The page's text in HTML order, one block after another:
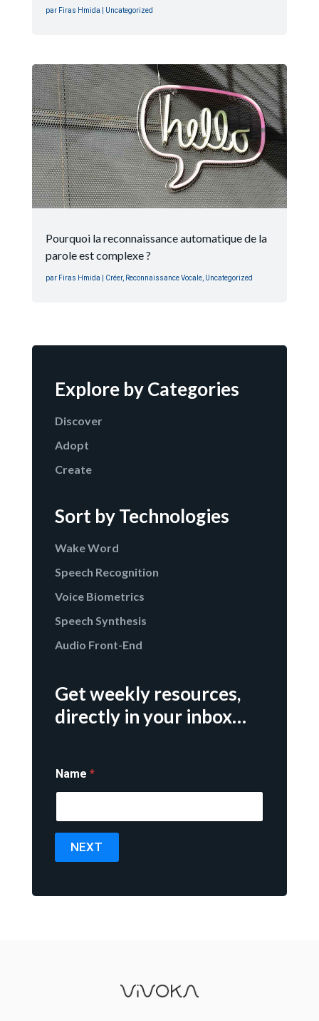
par Firas Hmida Uncategorized
Pourquoi la reconnaissance automatique de la
parole est complexe ?
par Firas Hmida Créer, Reconnaissance Vocale, Uncategorized
Explore by Categories
Discover
Adopt
Create
Sort by Technologies
Wake Word
Speech Recognition
Voice Biometrics
Speech Synthesis
Audio Front-End
Get weekly resources,
directly in your inbox…
Name *
NEXT